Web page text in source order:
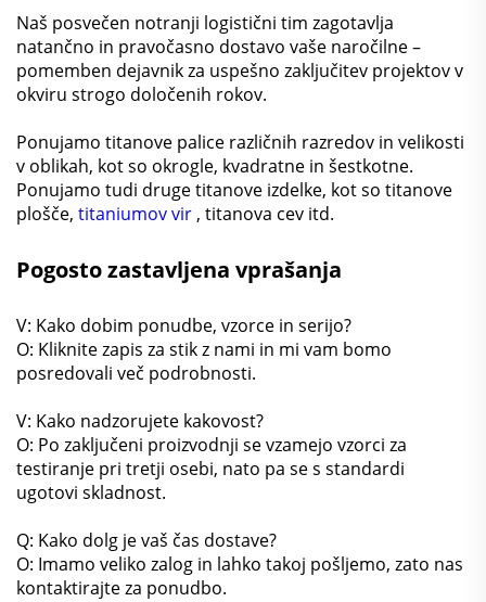
Naš posvečen notranji logistični tim zagotavlja
natančno in pravočasno dostavo vaše naročilne –
pomemben dejavnik za uspešno zaključitev projektov v
okviru strogo določenih rokov.
Ponujamo titanove palice različnih razredov in velikosti
v oblikah, kot so okrogle, kvadratne in šestkotne.
Ponujamo tudi druge titanove izdelke, kot so titanove
plošče, titaniumov vir , titanova cev itd.
Pogosto zastavljena vprašanja
V: Kako dobim ponudbe, vzorce in serijo?
O: Kliknite zapis za stik z nami in mi vam bomo
posredovali več podrobnosti.
V: Kako nadzorujete kakovost?
O: Po zaključeni proizvodnji se vzamejo vzorci za
testiranje pri tretji osebi, nato pa se s standardi
ugotovi skladnost.
Q: Kako dolg je vaš čas dostave?
O: Imamo veliko zalog in lahko takoj pošljemo, zato nas
kontaktirajte za ponudbo.